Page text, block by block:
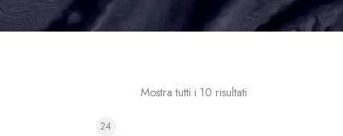
24
Mostra tutti i 10 risultati